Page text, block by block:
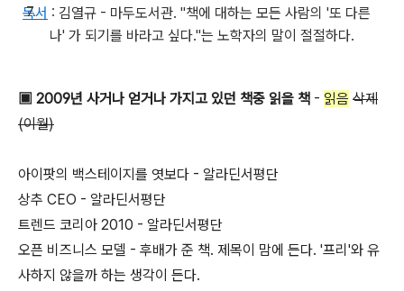
독서 : 김열규 - 마두도서관. "책에 대하는 모든 사람의 '또 다른
나' 가 되기를 바라고 싶다."는 노학자의 말이 절절하다.
▣ 2009년 사거나 얻거나 가지고 있던 책중 읽을 책 - 읽음 삭제
(이월)
아이팟의 백스테이지를 엿보다 - 알라딘서평단
상추 CEO - 알라딘서평단
트렌드 코리아 2010 - 알라딘서평단
오픈 비즈니스 모델 - 후배가 준 책. 제목이 맘에 든다. '프리'와 유
사하지 않을까 하는 생각이 든다.